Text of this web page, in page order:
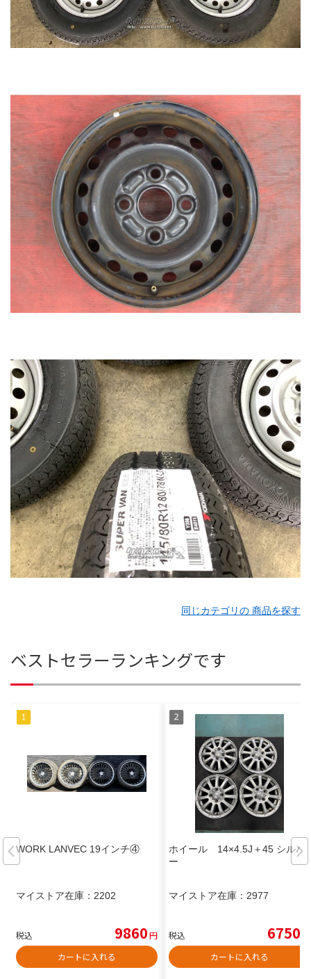
同じカテゴリの 商品を探す
ベストセラーランキングです
WORK LANVEC 19インチ④
マイストア在庫： 2202
税込 9860円
カートに入れる
ホイール 14×4.5J＋45 シルバ
ー
マイストア在庫： 2977
税込 6750
カートに入れる